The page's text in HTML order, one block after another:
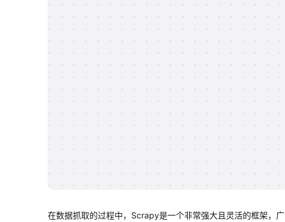
在数据抓取的过程中，Scrapy是一个非常强大且灵活的框架，